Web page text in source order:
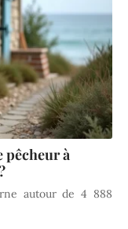
pêcheur à
autour de 4 888